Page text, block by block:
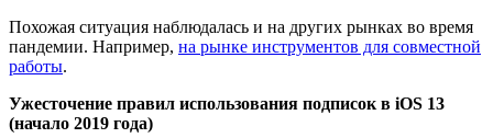
Похожая ситуация наблюдалась и на других рынках во время
пандемии. Например, на рынке инструментов для совместной
работы.
Ужесточение правил использования подписок в iOS 13
(начало 2019 года)